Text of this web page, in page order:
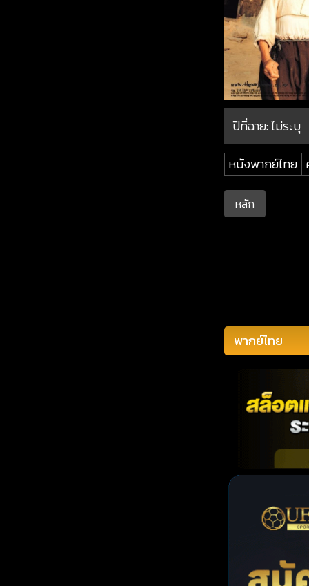
ปีที่ฉาย:ไม่ระบุ
หนังพากย์ไทย
หลัก